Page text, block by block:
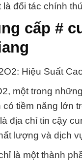
đối tác chính
cấp #
Hiệu Suất
một trong
tiềm năng lớn
địa chỉ tin cậy
lượng và dịch
là một thành